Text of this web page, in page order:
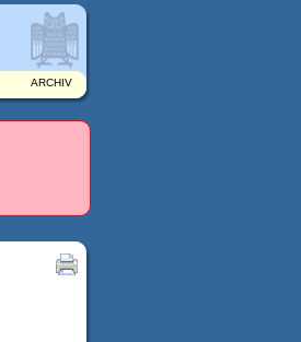
ARCHIV